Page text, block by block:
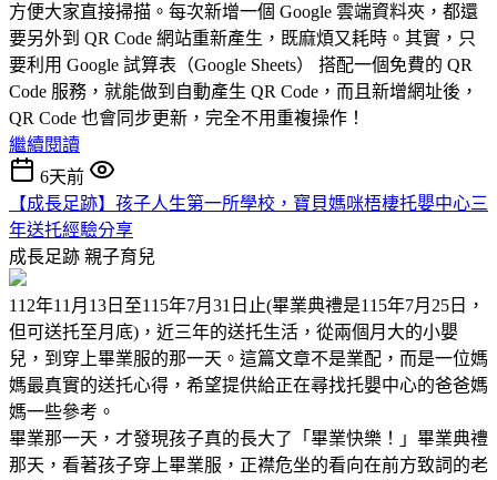
方便大家直接掃描。每次新增一個 Google 雲端資料夾，都還
要另外到 QR Code 網站重新產生，既麻煩又耗時。其實，只
要利用 Google 試算表（Google Sheets） 搭配一個免費的 QR
Code 服務，就能做到自動產生 QR Code，而且新增網址後，
QR Code 也會同步更新，完全不用重複操作！
繼續閱讀
6天前
【成長足跡】孩子人生第一所學校，寶貝媽咪梧棲托嬰中心三
年送托經驗分享
成長足跡 親子育兒
112年11月13日至115年7月31日止(畢業典禮是115年7月25日，
但可送托至月底)，近三年的送托生活，從兩個月大的小嬰
兒，到穿上畢業服的那一天。這篇文章不是業配，而是一位媽
媽最真實的送托心得，希望提供給正在尋找托嬰中心的爸爸媽
媽一些參考。
畢業那一天，才發現孩子真的長大了「畢業快樂！」畢業典禮
那天，看著孩子穿上畢業服，正襟危坐的看向在前方致詞的老